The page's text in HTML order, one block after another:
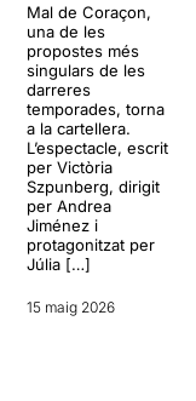
Mal de Coraçon,
una de les
propostes més
singulars de les
darreres
temporades, torna
a la cartellera.
L’espectacle, escrit
per Victòria
Szpunberg, dirigit
per Andrea
Jiménez i
protagonitzat per
Júlia […]
15 maig 2026